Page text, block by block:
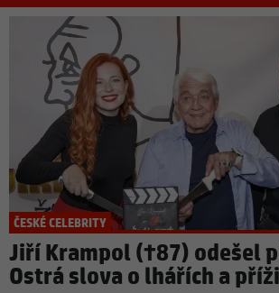
ČESKÉ CELEBRITY
Jiří Krampol (†87) odešel
Ostrá slova o lhářích a